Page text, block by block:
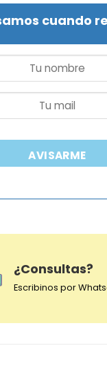
cuando
AVISARME
¿Consultas?
Escribinos por